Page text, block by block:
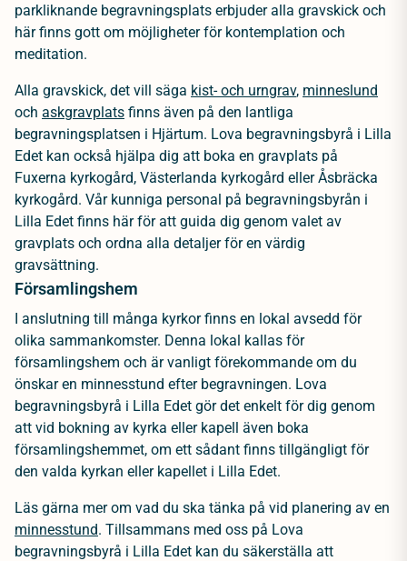
parkliknande begravningsplats erbjuder alla gravskick och
här finns gott om möjligheter för kontemplation och
meditation.
Alla gravskick, det vill säga kist- och urngrav, minneslund
och askgravplats finns även på den lantliga
begravningsplatsen i Hjärtum. Lova begravningsbyrå i Lilla
Edet kan också hjälpa dig att boka en gravplats på
Fuxerna kyrkogård, Västerlanda kyrkogård eller Åsbräcka
kyrkogård. Vår kunniga personal på begravningsbyrån i
Lilla Edet finns här för att guida dig genom valet av
gravplats och ordna alla detaljer för en värdig
gravsättning.
Församlingshem
I anslutning till många kyrkor finns en lokal avsedd för
olika sammankomster. Denna lokal kallas för
församlingshem och är vanligt förekommande om du
önskar en minnesstund efter begravningen. Lova
begravningsbyrå i Lilla Edet gör det enkelt för dig genom
att vid bokning av kyrka eller kapell även boka
församlingshemmet, om ett sådant finns tillgängligt för
den valda kyrkan eller kapellet i Lilla Edet.
Läs gärna mer om vad du ska tänka på vid planering av en
minnesstund. Tillsammans med oss på Lova
begravningsbyrå i Lilla Edet kan du säkerställa att